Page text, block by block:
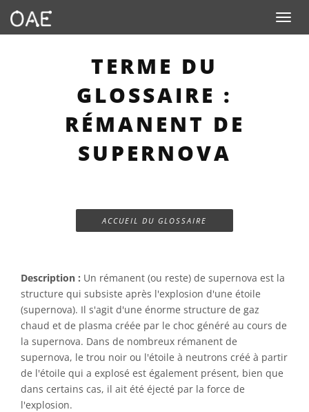
Toggle
TERME DU
GLOSSAIRE :
RÉMANENT DE
SUPERNOVA
ACCUEIL DU GLOSSAIRE
Description : Un rémanent (ou reste) de supernova est la
structure qui subsiste après l'explosion d'une étoile
(supernova). Il s'agit d'une énorme structure de gaz
chaud et de plasma créée par le choc généré au cours de
la supernova. Dans de nombreux rémanent de
supernova, le trou noir ou l'étoile à neutrons créé à partir
de l'étoile qui a explosé est également présent, bien que
dans certains cas, il ait été éjecté par la force de
l'explosion.